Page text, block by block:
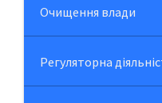
Очищення влади
Регуляторна